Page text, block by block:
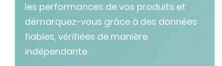
les performances de vos produits et
démarquez-vous grâce à des données
fiables, vérifiées de manière
indépendante.